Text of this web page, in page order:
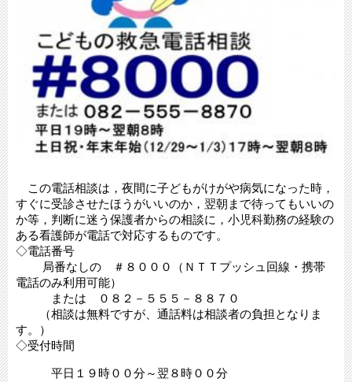
この電話相談は，夜間に子どもがけがや病気になった時，
すぐに受診させたほうがいいのか，翌朝まで待ってもいいの
か等，判断に迷う保護者からの相談に，小児科勤務の経験の
ある看護師が電話で対応するものです。
◇電話番号
局番なしの ＃８０００（ＮＴＴプッシュ回線・携帯
電話のみ利用可能）
または ０８２－５５５－８８７０
（相談は無料ですが、通話料は相談者の負担となりま
す。）
◇受付時間
平日１９時００分～翌８時００分